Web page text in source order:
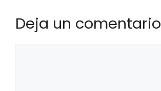
Deja un comentario